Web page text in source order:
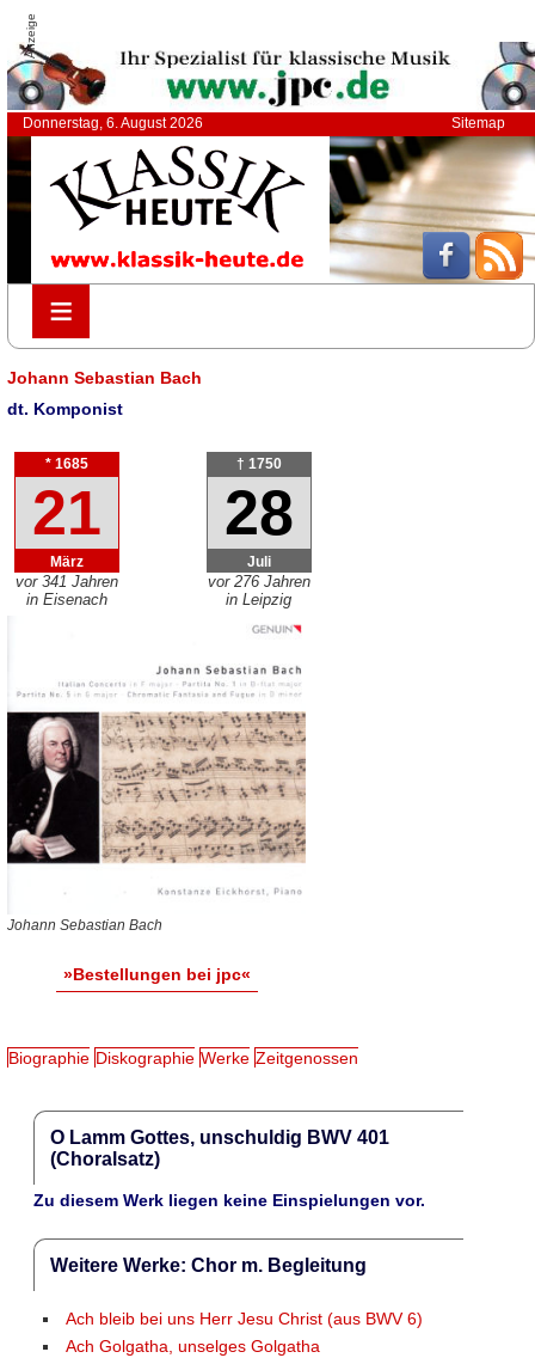
Anzeige
Donnerstag, 6. August 2026 Sitemap
≡
≡
Johann Sebastian Bach
dt. Komponist
* 1685
21
März
vor 341 Jahren
in Eisenach
† 1750
28
Juli
vor 276 Jahren
in Leipzig
Johann Sebastian Bach
»Bestellungen bei jpc«
Biographie Diskographie Werke Zeitgenossen
O Lamm Gottes, unschuldig BWV 401
(Choralsatz)
Zu diesem Werk liegen keine Einspielungen vor.
Weitere Werke: Chor m. Begleitung
Ach bleib bei uns Herr Jesu Christ (aus BWV 6)
Ach Golgatha, unselges Golgatha